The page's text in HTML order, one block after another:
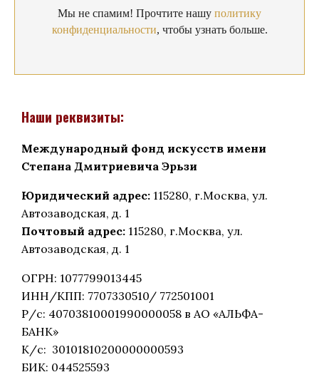
Мы не спамим! Прочтите нашу политику
конфиденциальности, чтобы узнать больше.
Наши реквизиты:
Международный фонд искусств имени
Степана Дмитриевича Эрьзи
Юридический адрес: 115280, г.Москва, ул.
Автозаводская, д. 1
Почтовый адрес: 115280, г.Москва, ул.
Автозаводская, д. 1
ОГРН: 1077799013445
ИНН/КПП: 7707330510/ 772501001
Р/с: 40703810001990000058 в АО «АЛЬФА-
БАНК»
К/с: 30101810200000000593
БИК: 044525593